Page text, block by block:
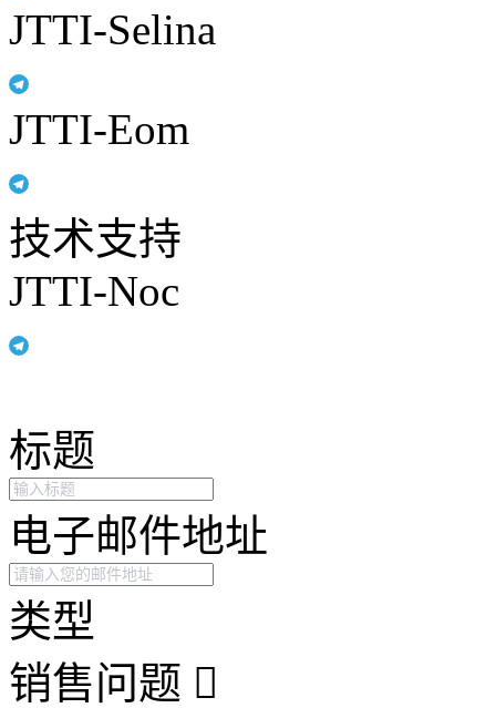
JTTI-Selina
JTTI-Eom
技术支持
JTTI-Noc
标题
电子邮件地址
类型
销售问题